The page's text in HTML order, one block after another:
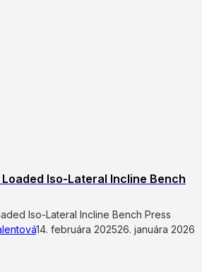
Iso-Lateral Incline Bench
Iso-Lateral Incline Bench Press
14. februára 202526. januára 2026